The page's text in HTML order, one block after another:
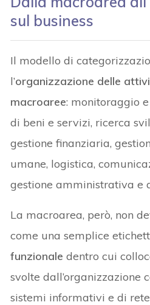
sul business
Il modello di
l’organizzazione delle
macroaree: monitoraggio
di beni e servizi, ricerca
gestione finanziaria,
umane, logistica,
gestione amministrativa e
La macroarea, però, non
come una semplice
funzionale dentro cui
svolte dall’organizzazione
sistemi informativi e di